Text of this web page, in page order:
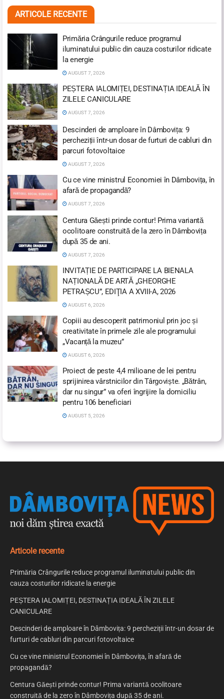
ARTICOLE RECENTE
Primăria Crângurile reduce programul
iluminatului public din cauza costurilor ridicate
la energie
AUGUST 7, 2026
PEȘTERA IALOMIȚEI, DESTINAȚIA IDEALĂ ÎN
ZILELE CANICULARE
AUGUST 7, 2026
Descinderi de amploare în Dâmbovița: 9
percheziții într-un dosar de furturi de cabluri din
parcuri fotovoltaice
AUGUST 7, 2026
Cu ce vine ministrul Economiei în Dâmbovița, în
afară de propagandă?
AUGUST 7, 2026
Centura Găești prinde contur! Prima variantă
ocolitoare construită de la zero în Dâmbovița
după 35 de ani.
AUGUST 7, 2026
INVITAȚIE DE PARTICIPARE LA BIENALA
NAȚIONALĂ DE ARTĂ „GHEORGHE
PETRAȘCU”, EDIŢIA A XVIII-A, 2026
AUGUST 6, 2026
Copiii au descoperit patrimoniul prin joc și
creativitate în primele zile ale programului
„Vacanță la muzeu”
AUGUST 6, 2026
Proiect de peste 4,4 milioane de lei pentru
sprijinirea vârstnicilor din Târgoviște. „Bătrân,
dar nu singur” va oferi îngrijire la domiciliu
pentru 106 beneficiari
AUGUST 5, 2026
Articole recente
Primăria Crângurile reduce programul iluminatului public din
cauza costurilor ridicate la energie
PEȘTERA IALOMIȚEI, DESTINAȚIA IDEALĂ ÎN ZILELE
CANICULARE
Descinderi de amploare în Dâmbovița: 9 percheziții într-un dosar de
furturi de cabluri din parcuri fotovoltaice
Cu ce vine ministrul Economiei în Dâmbovița, în afară de
propagandă?
Centura Găești prinde contur! Prima variantă ocolitoare
construită de la zero în Dâmbovița după 35 de ani.